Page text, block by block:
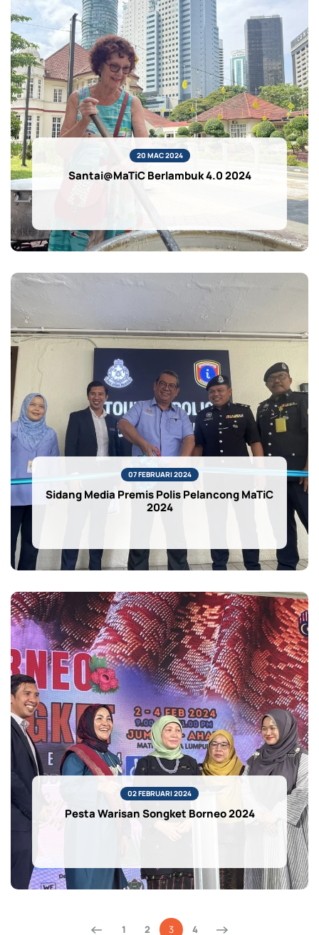
20 MAC 2024
Santai@MaTiC Berlambuk 4.0 2024
07 FEBRUARI 2024
Sidang Media Premis Polis Pelancong MaTiC
2024
02 FEBRUARI 2024
Pesta Warisan Songket Borneo 2024
1 2 3 4